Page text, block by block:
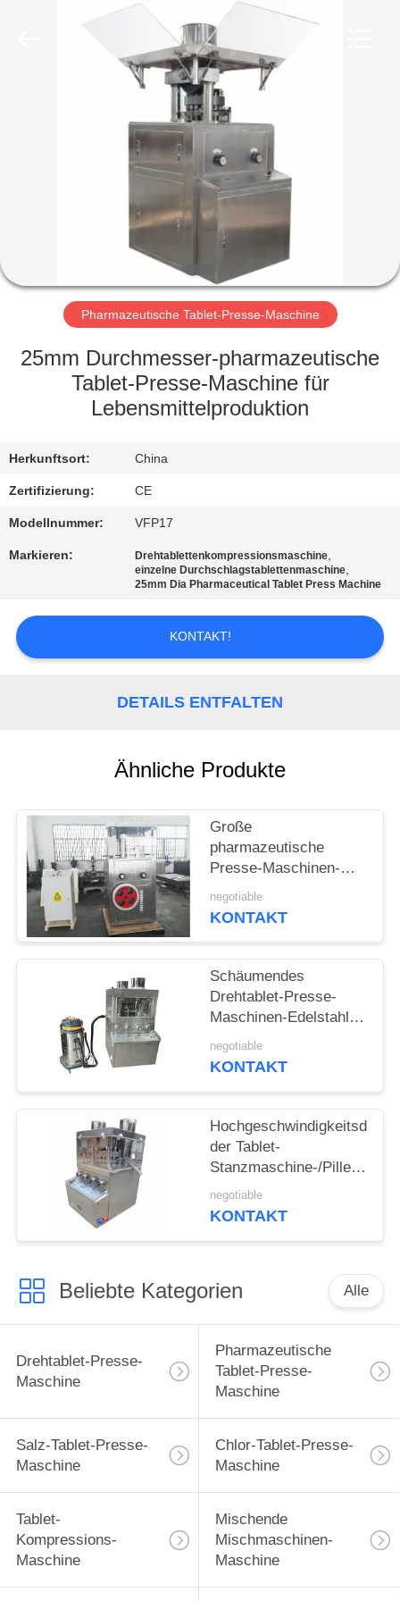
PRODUKTE
FABRIK-
AUSFLUG
QUALITÄTSKONTROLLE
SIE
MIT
UNS
IN
VERBINDUNG
NACHRICHTEN
EIN
ZITAT
SITEMAP
PRIVACY
Pharmazeutische Tablet-Presse-Maschine
25mm Durchmesser-pharmazeutische
Tablet-Presse-Maschine für
Lebensmittelproduktion
Herkunftsort: China
Zertifizierung: CE
Modellnummer: VFP17
Markieren: Drehtablettenkompressionsmaschine,
einzelne Durchschlagstablettenmaschine,
25mm Dia Pharmaceutical Tablet Press Machine
KONTAKT!
DETAILS ENTFALTEN
Ähnliche Produkte
Große
pharmazeutische
Presse-Maschinen-
hoher Funktions-Druck
des Tablet-7.5Kw
negotiable
KONTAKT
Schäumendes
Drehtablet-Presse-
Maschinen-Edelstahl-
Material
negotiable
KONTAKT
der Tablet-
Stanzmaschine-/Pillen-
Presse-Maschinen-
18mm
negotiable
KONTAKT
Beliebte Kategorien Alle
Drehtablet-Presse-
Maschine
Pharmazeutische
Tablet-Presse-
Maschine
Salz-Tablet-Presse-
Maschine
Chlor-Tablet-Presse-
Maschine
Tablet-
Kompressions-
Maschine
Mischende
Mischmaschinen-
Maschine